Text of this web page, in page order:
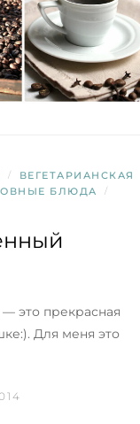
/ ВЕГЕТАРИАНСКАЯ
БЛЮДА /
это прекрасная
Для меня это